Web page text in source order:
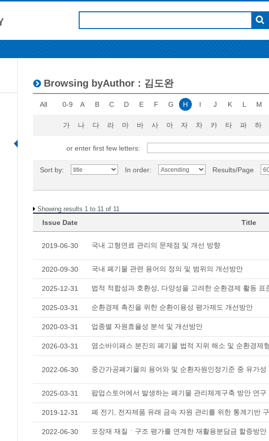
Browsing byAuthor : 김도완
All 0-9 A B C D E F G H I J K L M
가 나 다 라 마 바 사 아 자 차 카 타 파 하
or enter first few letters:
Sort by: In order: Results/Page
Showing results 1 to 11 of 11
Issue Date Title
2019-06-30 국내 고형연료 관리의 문제점 및 개선 방향
2020-09-30 국내 폐기물 관련 용어의 정의 및 범위의 개선방안
2025-12-31 법적 적합성과 호환성, 다양성을 고려한 순환경제 활동 표
2025-03-31 순환경제 촉진을 위한 순환이용성 평가제도 개선방안
2020-03-31 업종별 자원효율성 분석 및 개선방안
2026-03-31 염소바이패스 분진의 폐기물 법적 지위 해소 및 순환경제
2022-06-30 중간가공폐기물의 용어와 및 순환자원인정기준 중 유가성
2025-03-31 팝업스토어에서 발생하는 폐기물 관리체계구축 방안 연구
2019-12-31 폐 전기, 전자제품 유래 금속 자원 관리를 위한 통계기반
2022-06-30 포장재 재질ㆍ구조 평가를 연계한 재활용분담금 할증방안